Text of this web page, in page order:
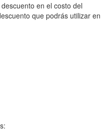
en el costo del
que podrás utilizar en